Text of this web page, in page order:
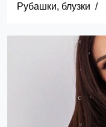
Рубашки, блузки